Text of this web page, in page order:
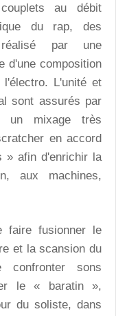
au débit
du rap, des
par une
d'une composition
L'unité et
sont assurés par
un mixage très
en accord
» afin d'enrichir la
aux machines,
faire fusionner le
et la scansion du
sons
le « baratin »,
du soliste, dans